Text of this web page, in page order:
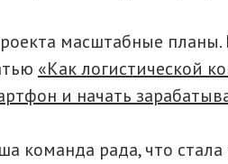
масштабные планы.
«Как логистической
и начать
команда рада, что